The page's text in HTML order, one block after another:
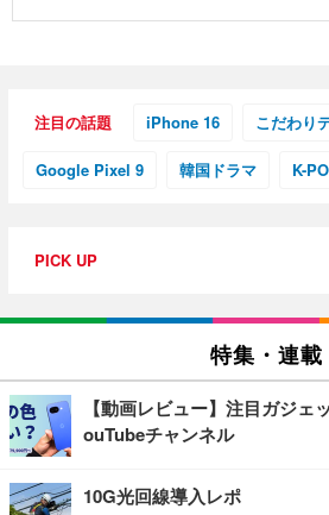
注目の話題 iPhone 16 こだわり
Google Pixel 9 韓国ドラマ K-
PICK UP
特集・連載
【動画レビュー】注目ガジェ
ouTubeチャンネル
10G光回線導入レポ